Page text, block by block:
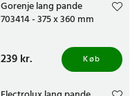
Gorenje lang pande
703414 - 375 x 360 mm
Pris:239 kr.
239 kr. Køb